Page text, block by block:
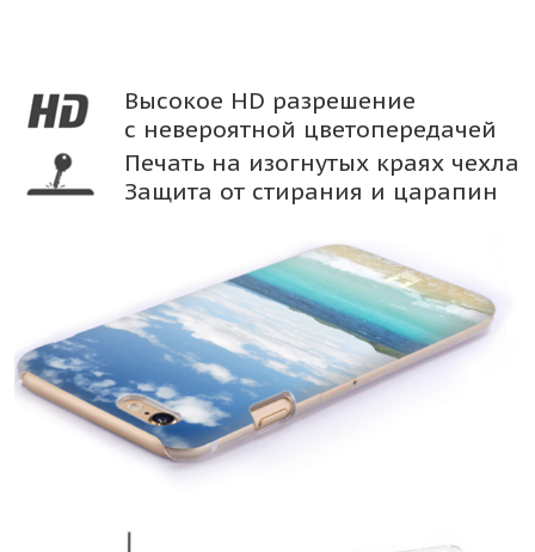
Высокое HD разрешение
с невероятной цветопередачей
Печать на изогнутых краях чехла
Защита от стирания и царапин